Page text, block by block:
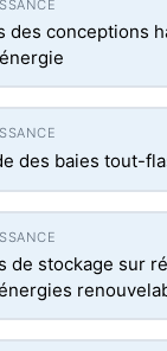
des conceptions
des baies tout-
de stockage sur